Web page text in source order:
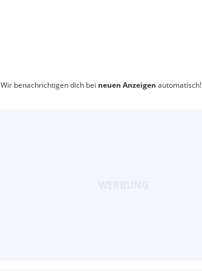
Wir benachrichtigen dich bei neuen Anzeigen automatisch!